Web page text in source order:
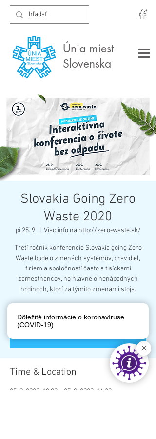
Únia miest
Slovenska
Slovakia Going Zero
Waste 2020
pi 25. 9. Viac info na http://zero-waste.sk/
Tretí ročník konferencie Slovakia going Zero
Waste bude o zmenách systémov, pravidiel,
firiem a spoločností často s tisíckami
zamestnancov, no hlavne o nenápadných
hrdinoch, ktorí za týmito zmenami stoja.
Registration is Closed
Time & Location
25. 9. 2020, 18:00 – 27. 9. 2020, 16:30
Dôležité informácie o koronavíruse
(COVID-19)